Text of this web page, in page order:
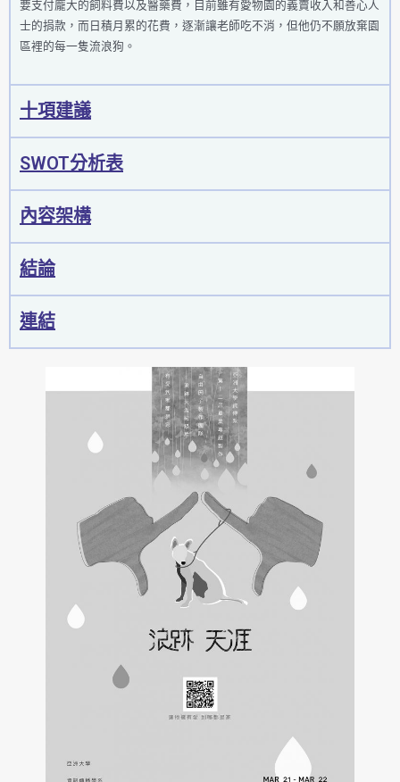
要支付龐大的飼料費以及醫藥費，目前雖有愛物園的義賣收入和善心人
士的捐款，而日積月累的花費，逐漸讓老師吃不消，但他仍不願放棄園
區裡的每一隻流浪狗。
十項建議
SWOT分析表
內容架構
結論
連結